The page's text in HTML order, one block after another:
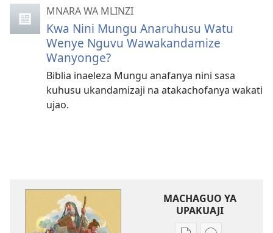
MNARA WA MLINZI
Kwa Nini Mungu Anaruhusu Watu
Wenye Nguvu Wawakandamize
Wanyonge?
Biblia inaeleza Mungu anafanya nini sasa
kuhusu ukandamizaji na atakachofanya wakati
ujao.
MACHAGUO YA
UPAKUAJI